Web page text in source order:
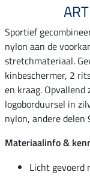
Sportief
nylon aan de
stretchmateriaal.
kinbeschermer, 2
en kraag.
logoborduursel in
nylon, andere delen
Materiaalinfo &
Licht gevoerd